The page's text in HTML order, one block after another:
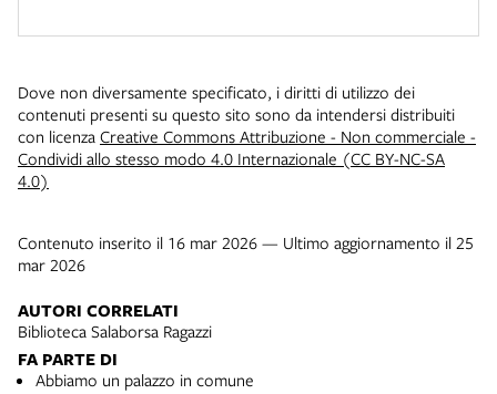
Dove non diversamente specificato, i diritti di utilizzo dei
contenuti presenti su questo sito sono da intendersi distribuiti
con licenza Creative Commons Attribuzione - Non commerciale -
Condividi allo stesso modo 4.0 Internazionale (CC BY-NC-SA
4.0)
Contenuto inserito il 16 mar 2026 — Ultimo aggiornamento il 25
mar 2026
AUTORI CORRELATI
Biblioteca Salaborsa Ragazzi
FA PARTE DI
Abbiamo un palazzo in comune